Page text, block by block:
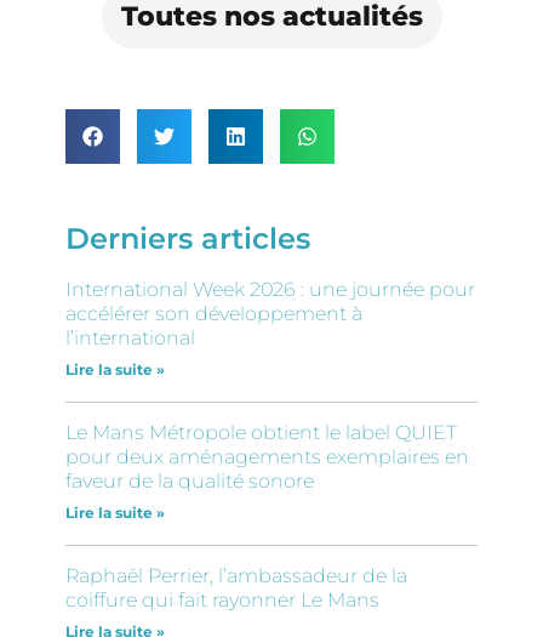
Toutes nos actualités
Derniers articles
International Week 2026 : une journée pour
accélérer son développement à
l’international
Lire la suite »
Le Mans Métropole obtient le label QUIET
pour deux aménagements exemplaires en
faveur de la qualité sonore
Lire la suite »
Raphaël Perrier, l’ambassadeur de la
coiffure qui fait rayonner Le Mans
Lire la suite »